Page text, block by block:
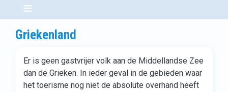
Griekenland
Er is geen gastvrijer volk aan de Middellandse Zee
dan de Grieken. In ieder geval in de gebieden waar
het toerisme nog niet de absolute overhand heeft